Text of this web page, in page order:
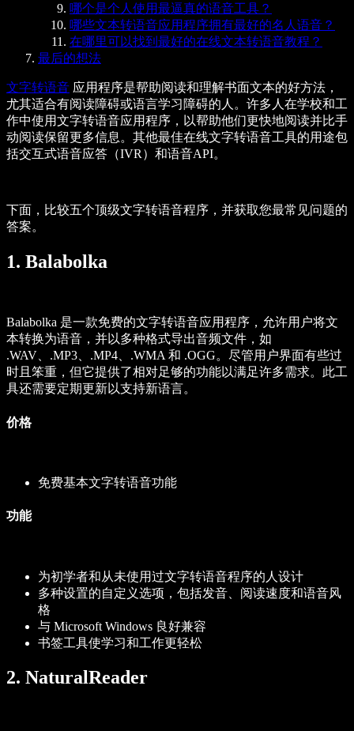
哪个是个人使用最逼真的语音工具？
哪些文本转语音应用程序拥有最好的名人语音？
在哪里可以找到最好的在线文本转语音教程？
最后的想法
文字转语音 应用程序是帮助阅读和理解书面文本的好方法，
尤其适合有阅读障碍或语言学习障碍的人。许多人在学校和工
作中使用文字转语音应用程序，以帮助他们更快地阅读并比手
动阅读保留更多信息。其他最佳在线文字转语音工具的用途包
括交互式语音应答（IVR）和语音API。
下面，比较五个顶级文字转语音程序，并获取您最常见问题的
答案。
1. Balabolka
Balabolka 是一款免费的文字转语音应用程序，允许用户将文
本转换为语音，并以多种格式导出音频文件，如
.WAV、.MP3、.MP4、.WMA 和 .OGG。尽管用户界面有些过
时且笨重，但它提供了相对足够的功能以满足许多需求。此工
具还需要定期更新以支持新语言。
价格
免费基本文字转语音功能
功能
为初学者和从未使用过文字转语音程序的人设计
多种设置的自定义选项，包括发音、阅读速度和语音风
格
与 Microsoft Windows 良好兼容
书签工具使学习和工作更轻松
2. NaturalReader